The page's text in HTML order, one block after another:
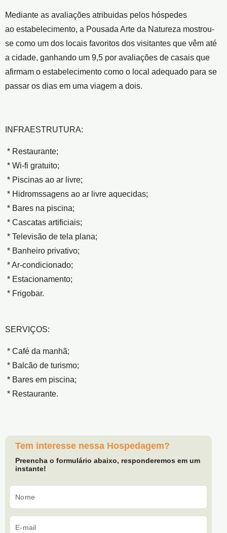
Mediante as avaliações atribuidas pelos hóspedes
ao estabelecimento, a Pousada Arte da Natureza mostrou-
se como um dos locais favoritos dos visitantes que vêm até
a cidade, ganhando um 9,5 por avaliações de casais que
afirmam o estabelecimento como o local adequado para se
passar os dias em uma viagem a dois.
INFRAESTRUTURA:
* Restaurante;
* Wi-fi gratuito;
* Piscinas ao ar livre;
* Hidromssagens ao ar livre aquecidas;
* Bares na piscina;
* Cascatas artificiais;
* Televisão de tela plana;
* Banheiro privativo;
* Ar-condicionado;
* Estacionamento;
* Frigobar.
SERVIÇOS:
* Café da manhã;
* Balcão de turismo;
* Bares em piscina;
* Restaurante.
Tem interesse nessa Hospedagem?
Preencha o formulário abaixo, responderemos em um
instante!
Nome
E-mail